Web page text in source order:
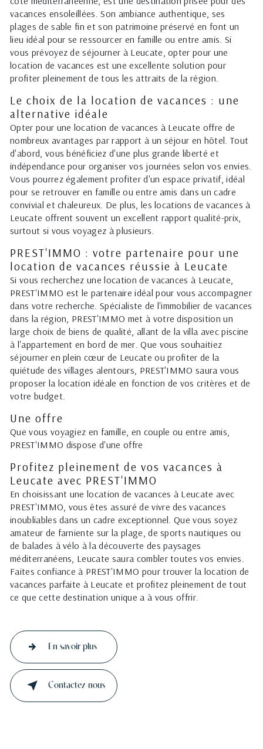
vacances ensoleillées. Son ambiance authentique, ses
plages de sable fin et son patrimoine préservé en font un
lieu idéal pour se ressourcer en famille ou entre amis. Si
vous prévoyez de séjourner à Leucate, opter pour une
location de vacances est une excellente solution pour
profiter pleinement de tous les attraits de la région.
Le choix de la location de vacances : une
alternative idéale
Opter pour une location de vacances à Leucate offre de
nombreux avantages par rapport à un séjour en hôtel. Tout
d'abord, vous bénéficiez d'une plus grande liberté et
indépendance pour organiser vos journées selon vos envies.
Vous pourrez également profiter d'un espace privatif, idéal
pour se retrouver en famille ou entre amis dans un cadre
convivial et chaleureux. De plus, les locations de vacances à
Leucate offrent souvent un excellent rapport qualité-prix,
surtout si vous voyagez à plusieurs.
PREST'IMMO : votre partenaire pour une
location de vacances réussie à Leucate
Si vous recherchez une location de vacances à Leucate,
PREST'IMMO est le partenaire idéal pour vous accompagner
dans votre recherche. Spécialiste de l'immobilier de vacances
dans la région, PREST'IMMO met à votre disposition un
large choix de biens de qualité, allant de la villa avec piscine
à l'appartement en bord de mer. Que vous souhaitiez
séjourner en plein cœur de Leucate ou profiter de la
quiétude des villages alentours, PREST'IMMO saura vous
proposer la location idéale en fonction de vos critères et de
votre budget.
Une offre
Que vous voyagiez en famille, en couple ou entre amis,
PREST'IMMO dispose d'une offre
Profitez pleinement de vos vacances à
Leucate avec PREST'IMMO
En choisissant une location de vacances à Leucate avec
PREST'IMMO, vous êtes assuré de vivre des vacances
inoubliables dans un cadre exceptionnel. Que vous soyez
amateur de farniente sur la plage, de sports nautiques ou
de balades à vélo à la découverte des paysages
méditerranéens, Leucate saura combler toutes vos envies.
Faites confiance à PREST'IMMO pour trouver la location de
vacances parfaite à Leucate et profitez pleinement de tout
ce que cette destination unique a à vous offrir.
En savoir plus
Contactez-nous